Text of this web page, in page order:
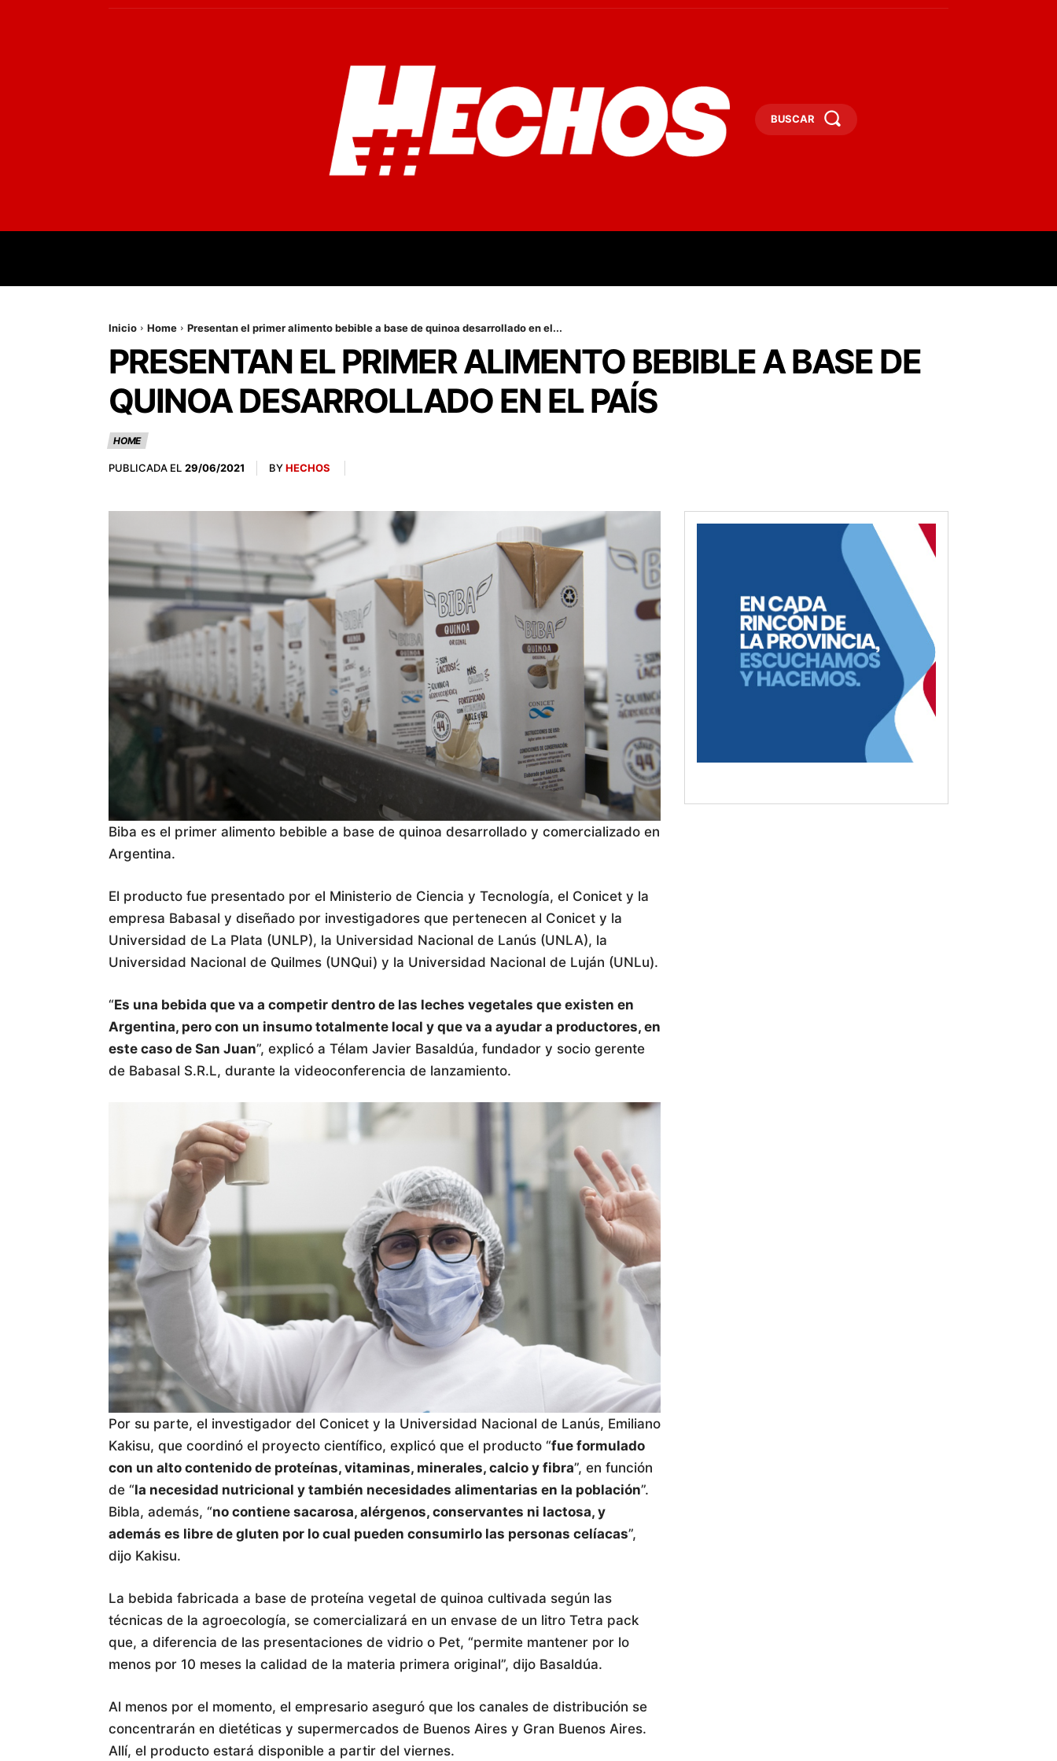
BUSCAR
Inicio Home Presentan el primer alimento bebible a base de quinoa desarrollado en el...
PRESENTAN EL PRIMER ALIMENTO BEBIBLE A BASE DE
QUINOA DESARROLLADO EN EL PAÍS
HOME
PUBLICADA EL 29/06/2021 BYHECHOS
Biba es el primer alimento bebible a base de quinoa desarrollado y comercializado en
Argentina.
El producto fue presentado por el Ministerio de Ciencia y Tecnología, el Conicet y la
empresa Babasal y diseñado por investigadores que pertenecen al Conicet y la
Universidad de La Plata (UNLP), la Universidad Nacional de Lanús (UNLA), la
Universidad Nacional de Quilmes (UNQui) y la Universidad Nacional de Luján (UNLu).
“Es una bebida que va a competir dentro de las leches vegetales que existen en
Argentina, pero con un insumo totalmente local y que va a ayudar a productores, en
este caso de San Juan”, explicó a Télam Javier Basaldúa, fundador y socio gerente
de Babasal S.R.L, durante la videoconferencia de lanzamiento.
Por su parte, el investigador del Conicet y la Universidad Nacional de Lanús, Emiliano
Kakisu, que coordinó el proyecto científico, explicó que el producto “fue formulado
con un alto contenido de proteínas, vitaminas, minerales, calcio y fibra”, en función
de “la necesidad nutricional y también necesidades alimentarias en la población”.
Bibla, además, “no contiene sacarosa, alérgenos, conservantes ni lactosa, y
además es libre de gluten por lo cual pueden consumirlo las personas celíacas”,
dijo Kakisu.
La bebida fabricada a base de proteína vegetal de quinoa cultivada según las
técnicas de la agroecología, se comercializará en un envase de un litro Tetra pack
que, a diferencia de las presentaciones de vidrio o Pet, “permite mantener por lo
menos por 10 meses la calidad de la materia primera original”, dijo Basaldúa.
Al menos por el momento, el empresario aseguró que los canales de distribución se
concentrarán en dietéticas y supermercados de Buenos Aires y Gran Buenos Aires.
Allí, el producto estará disponible a partir del viernes.